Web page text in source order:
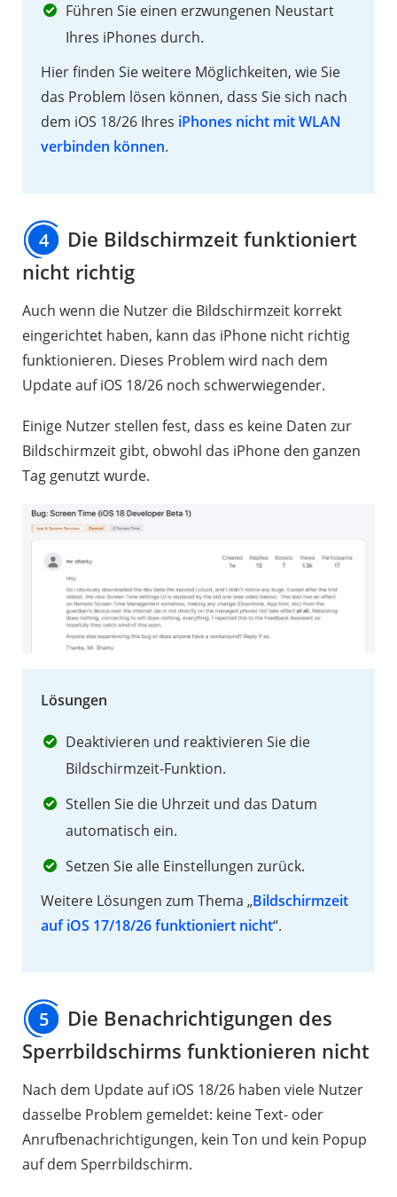
nicht
2.12
iOS
18/26
korrigiert
automatisch
auf
Führen Sie einen erzwungenen Neustart
Ihres iPhones durch.
Hier finden Sie weitere Möglichkeiten, wie Sie
das Problem lösen können, dass Sie sich nach
dem iOS 18/26 Ihres iPhones nicht mit WLAN
verbinden können.
4
Die Bildschirmzeit funktioniert
nicht richtig
Auch wenn die Nutzer die Bildschirmzeit korrekt
eingerichtet haben, kann das iPhone nicht richtig
funktionieren. Dieses Problem wird nach dem
Update auf iOS 18/26 noch schwerwiegender.
Einige Nutzer stellen fest, dass es keine Daten zur
Bildschirmzeit gibt, obwohl das iPhone den ganzen
Tag genutzt wurde.
Lösungen
Deaktivieren und reaktivieren Sie die
Bildschirmzeit-Funktion.
Stellen Sie die Uhrzeit und das Datum
automatisch ein.
Setzen Sie alle Einstellungen zurück.
Weitere Lösungen zum Thema „Bildschirmzeit
auf iOS 17/18/26 funktioniert nicht“.
5
Die Benachrichtigungen des
Sperrbildschirms funktionieren nicht
Nach dem Update auf iOS 18/26 haben viele Nutzer
dasselbe Problem gemeldet: keine Text- oder
Anrufbenachrichtigungen, kein Ton und kein Popup
auf dem Sperrbildschirm.